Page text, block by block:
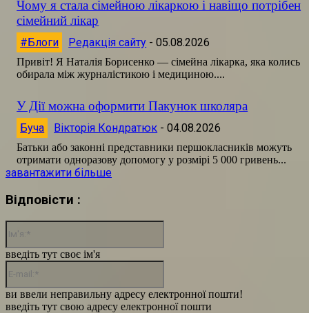
Чому я стала сімейною лікаркою і навіщо потрібен
сімейний лікар
#Блоги Редакція сайту - 05.08.2026
Привіт! Я Наталія Борисенко — сімейна лікарка, яка колись
обирала між журналістикою і медициною....
У Дії можна оформити Пакунок школяра
Буча Вікторія Кондратюк - 04.08.2026
Батьки або законні представники першокласників можуть
отримати одноразову допомогу у розмірі 5 000 гривень...
завантажити більше
Відповісти :
введіть тут своє ім'я
ви ввели неправильну адресу електронної пошти!
введіть тут свою адресу електронної пошти